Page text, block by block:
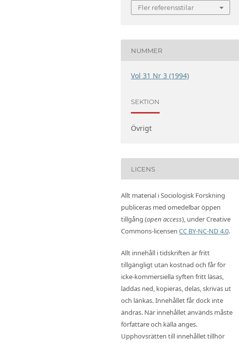
Fler referensstilar
NUMMER
Vol 31 Nr 3 (1994)
SEKTION
Övrigt
LICENS
Allt material i Sociologisk Forskning
publiceras med omedelbar öppen
tillgång (open access), under Creative
Commons-licensen CC BY-NC-ND 4.0.
Allt innehåll i tidskriften är fritt
tillgängligt utan kostnad och får för
icke-kommersiella syften fritt läsas,
laddas ned, kopieras, delas, skrivas ut
och länkas. Innehållet får dock inte
ändras. När innehållet används måste
författare och källa anges.
Upphovsrätten till innehållet tillhör